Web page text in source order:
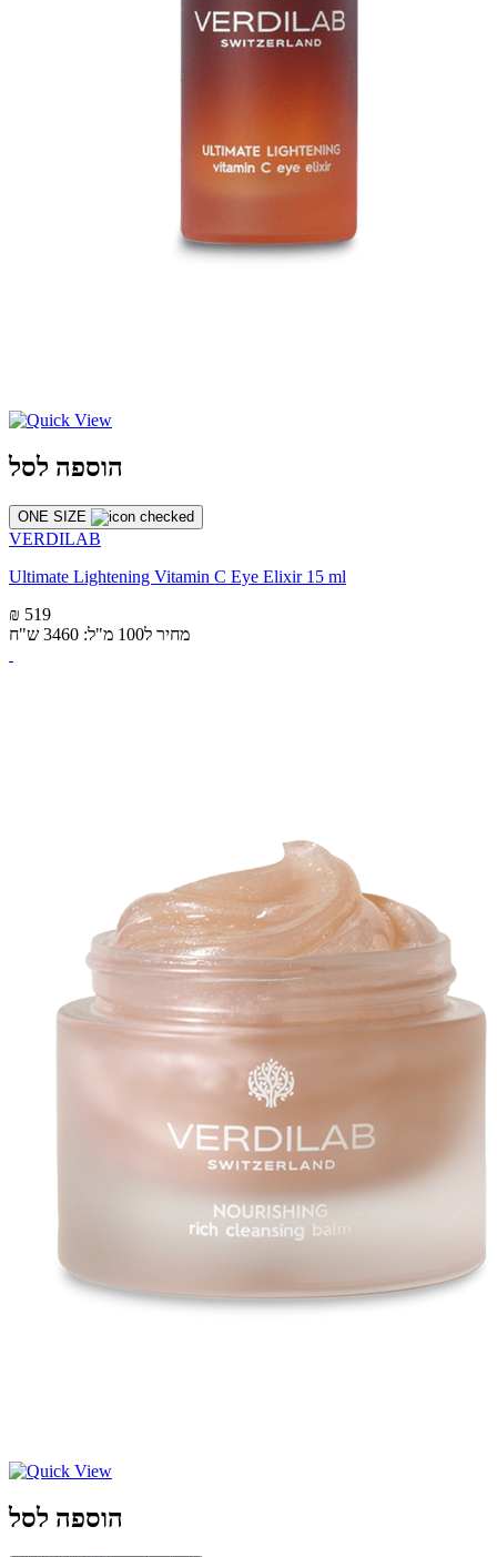
הוספה לסל
ONE SIZE
VERDILAB
Ultimate Lightening Vitamin C Eye Elixir 15 ml
₪ 519
מחיר ל100 מ"ל: 3460 ש"ח
הוספה לסל